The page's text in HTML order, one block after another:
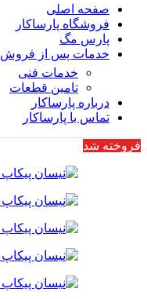
صفحه اصلی
فروشگاه پارساکار
پارس مگ
خدمات پس از فروش
خدمات فنی
تامین قطعات
درباره پارساکار
تماس با پارساکار
فروخته شد